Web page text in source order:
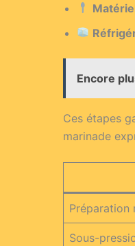
Encore
Ces étapes
marinade
Préparation
Sous-